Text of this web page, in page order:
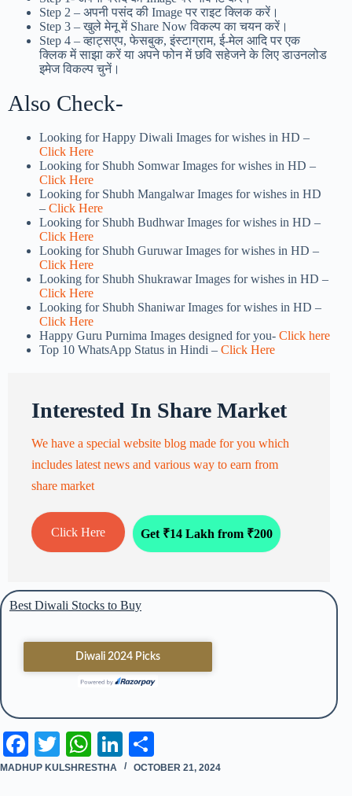
Step 2 – अपनी पसंद की Image पर राइट क्लिक करें।
Step 3 – खुले मेनू में Share Now विकल्प का चयन करें।
Step 4 – व्हाट्सएप, फेसबुक, इंस्टाग्राम, ई-मेल आदि पर एक
क्लिक में साझा करें या अपने फोन में छवि सहेजने के लिए डाउनलोड
इमेज विकल्प चुनें।
Also Check-
Looking for Happy Diwali Images for wishes in HD –
Click Here
Looking for Shubh Somwar Images for wishes in HD –
Click Here
Looking for Shubh Mangalwar Images for wishes in HD
– Click Here
Looking for Shubh Budhwar Images for wishes in HD –
Click Here
Looking for Shubh Guruwar Images for wishes in HD –
Click Here
Looking for Shubh Shukrawar Images for wishes in HD –
Click Here
Looking for Shubh Shaniwar Images for wishes in HD –
Click Here
Happy Guru Purnima Images designed for you- Click here
Top 10 WhatsApp Status in Hindi – Click Here
Interested In Share Market
We have a special website blog made for you which
includes latest news and various way to earn from
share market
Click Here Get ₹14 Lakh from ₹200
Best Diwali Stocks to Buy
Fa
ce
T
wi
W
ha
Li
nk ha
MADHUP KULSHRESTHA OCTOBER 21, 2024